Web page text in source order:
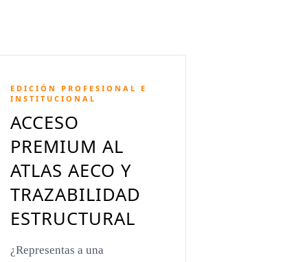
Richard Meier
Aldo Rossi
Toyo Ito
Jacques Herzog
Rem Koolhaas
Zaha Hadid
Renzo Piano
EDICIÓN PROFESIONAL E
INSTITUCIONAL
ACCESO
PREMIUM AL
ATLAS AECO Y
TRAZABILIDAD
ESTRUCTURAL
¿Representas a una